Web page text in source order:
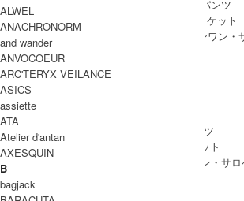
BOTTOMS
/ ボトムス・パンツ
/ アウター・ジャケット
/ オールインワン・
MEN
MEN ALL ITEM
/ ボトムス・パンツ
/ アウター・ジャケット
/ オールインワン・サロ
ALWEL
ANACHRONORM
and wander
ANVOCOEUR
ARC'TERYX VEILANCE
ASICS
assiette
ATA
Atelier d'antan
AXESQUIN
B
bagjack